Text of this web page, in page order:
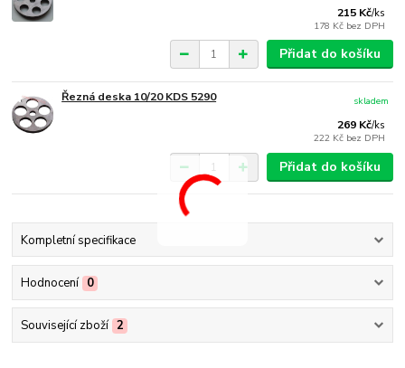
215 Kč/ks
178 Kč bez DPH
Přidat do košíku
Řezná deska 10/20 KDS 5290
269 Kč/ks
222 Kč bez DPH
skladem
Přidat do košíku
Kompletní specifikace
Hodnocení 0
Související zboží 2